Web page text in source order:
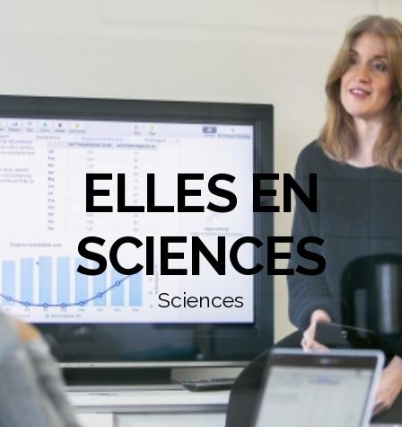
ELLES EN
SCIENCES
Sciences